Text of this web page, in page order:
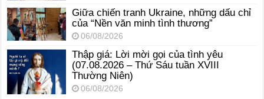
Giữa chiến tranh Ukraine, những dấu chỉ
của “Nền văn minh tình thương”
06/08/2026
Thập giá: Lời mời gọi của tình yêu
(07.08.2026 – Thứ Sáu tuần XVIII
Thường Niên)
06/08/2026